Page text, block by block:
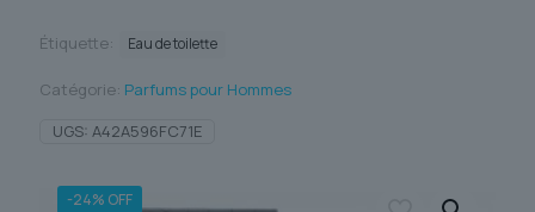
-24% OFF
Étiquette: Eau de toilette
Catégorie: Parfums pour Hommes
UGS: A42A596FC71E